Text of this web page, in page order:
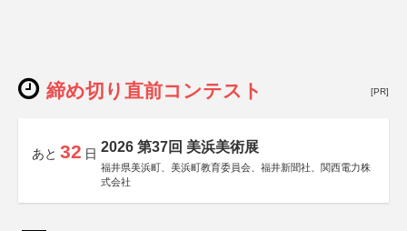
締め切り直前コンテスト [PR]
あと 32 日 2026 第37回 美浜美術展
福井県美浜町、美浜町教育委員会、福井新聞社、関西電力株
式会社